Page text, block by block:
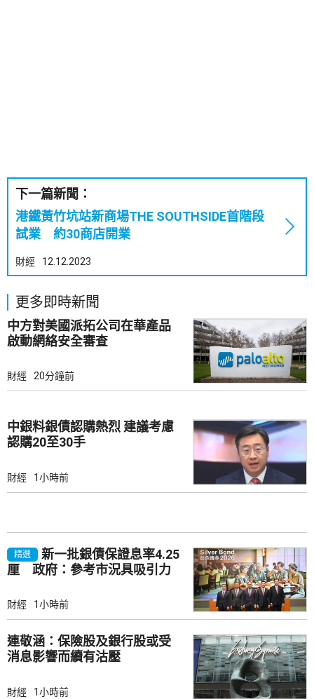
下一篇新聞：
港鐵黃竹坑站新商場THE SOUTHSIDE首階段
試業 約30商店開業
財經 12.12.2023
更多即時新聞
中方對美國派拓公司在華產品
啟動網絡安全審查
財經 20分鐘前
中銀料銀債認購熱烈 建議考慮
認購20至30手
財經 1小時前
精選
新一批銀債保證息率4.25
厘 政府：參考市況具吸引力
財經 1小時前
連敬涵：保險股及銀行股或受
消息影響而續有沽壓
財經 1小時前